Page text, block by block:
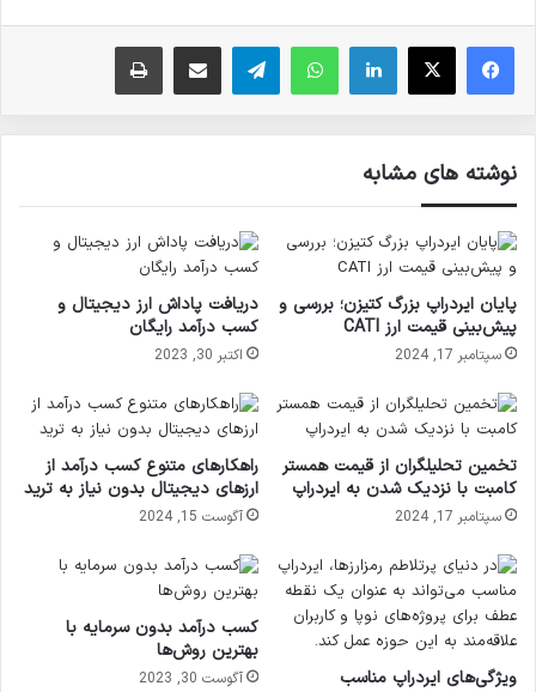
فیس بوک X لینکدین واتس آپ تلگرام ارسال ایمیل چاپ
نوشته های مشابه
پایان ایردراپ بزرگ کتیزن؛ بررسی و
پیش‌بینی قیمت ارز CATI
سپتامبر 17, 2024
دریافت پاداش ارز دیجیتال و
کسب درآمد رایگان
اکتبر 30, 2023
تخمین تحلیلگران از قیمت همستر
کامبت با نزدیک شدن به ایردراپ
سپتامبر 17, 2024
راهکارهای متنوع کسب درآمد از
ارزهای دیجیتال بدون نیاز به ترید
آگوست 15, 2024
ویژگی‌های ایردراپ مناسب
کسب درآمد بدون سرمایه با
بهترین روش‌ها
آگوست 30, 2023